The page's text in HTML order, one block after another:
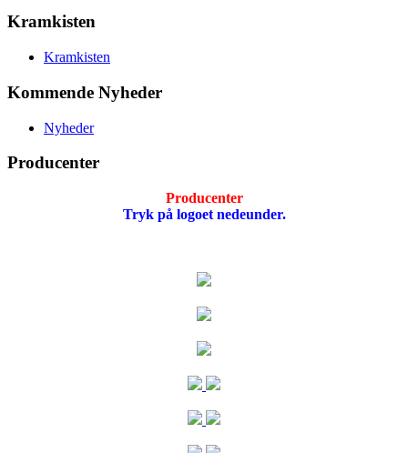
Kramkisten
Kramkisten
Kommende Nyheder
Nyheder
Producenter
Producenter
Tryk på logoet nedeunder.